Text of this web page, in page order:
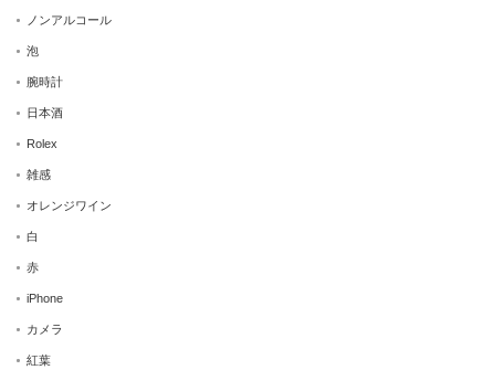
ノンアルコール
泡
腕時計
日本酒
Rolex
雑感
オレンジワイン
白
赤
iPhone
カメラ
紅葉